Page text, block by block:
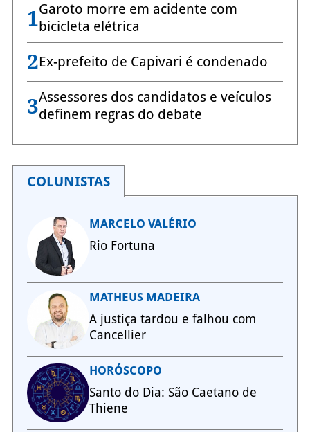
1Garoto morre em acidente com
bicicleta elétrica
2Ex-prefeito de Capivari é condenado
3Assessores dos candidatos e veículos
definem regras do debate
COLUNISTAS
MARCELO VALÉRIO
Rio Fortuna
MATHEUS MADEIRA
A justiça tardou e falhou com
Cancellier
HORÓSCOPO
Santo do Dia: São Caetano de
Thiene